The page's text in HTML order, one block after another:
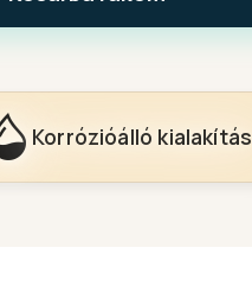
Korrózióálló kialakítás